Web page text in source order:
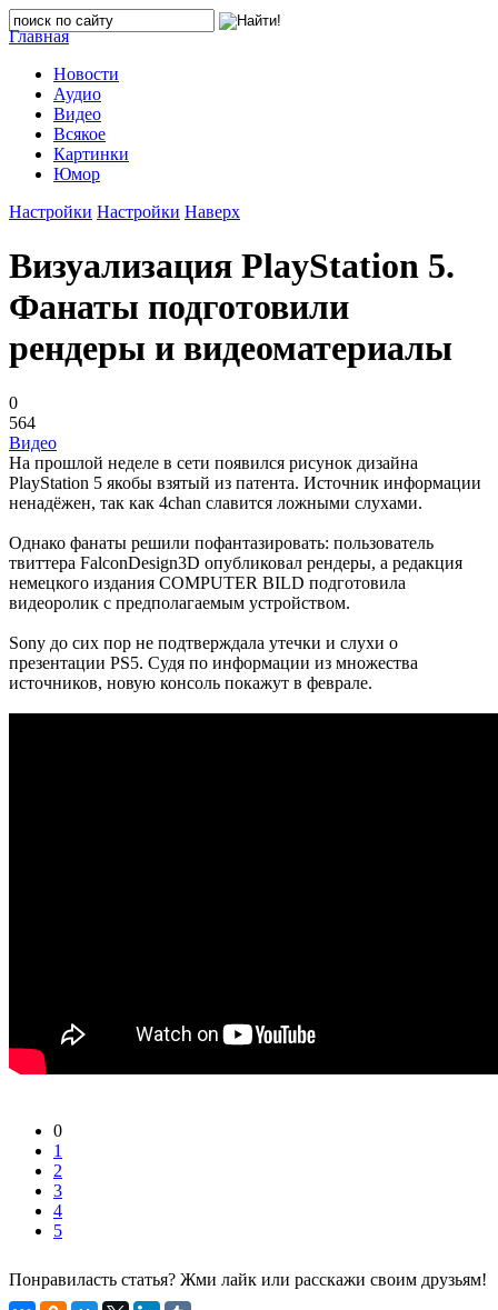
Главная
Новости
Аудио
Видео
Всякое
Картинки
Юмор
Настройки Настройки Наверх
Визуализация PlayStation 5.
Фанаты подготовили
рендеры и видеоматериалы
0
564
Видео
На прошлой неделе в сети появился рисунок дизайна
PlayStation 5 якобы взятый из патента. Источник информации
ненадёжен, так как 4chan славится ложными слухами.
Однако фанаты решили пофантазировать: пользователь
твиттера FalconDesign3D опубликовал рендеры, а редакция
немецкого издания COMPUTER BILD подготовила
видеоролик с предполагаемым устройством.
Sony до сих пор не подтверждала утечки и слухи о
презентации PS5. Судя по информации из множества
источников, новую консоль покажут в феврале.
0
1
2
3
4
5
Понравиласть статья? Жми лайк или расскажи своим друзьям!